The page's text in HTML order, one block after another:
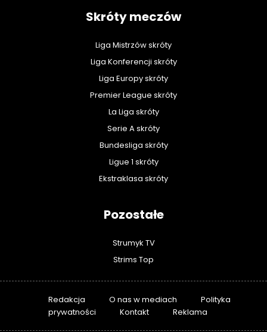
Skróty meczów
Liga Mistrzów skróty
Liga Konferencji skróty
Liga Europy skróty
Premier League skróty
La Liga skróty
Serie A skróty
Bundesliga skróty
Ligue 1 skróty
Ekstraklasa skróty
Pozostałe
Strumyk TV
Strims Top
Redakcja O nas w mediach
Polityka
prywatności
Kontakt Reklama